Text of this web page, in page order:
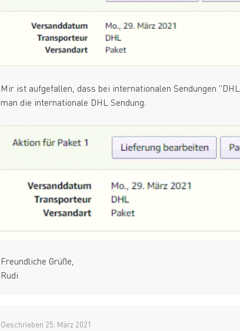
Mir ist aufgefallen, dass bei internationalen Sendungen
man die internationale DHL Sendung.
Freundliche Grüße,
Rudi
Geschrieben 25. März 2021